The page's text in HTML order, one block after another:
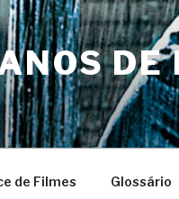
DE
de Filmes Glossário